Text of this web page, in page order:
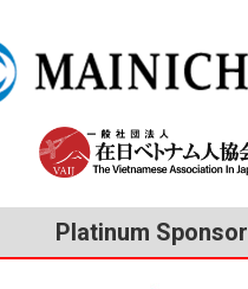
Platinum Sponsor